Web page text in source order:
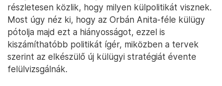
részletesen közlik, hogy milyen külpolitikát visznek.
Most úgy néz ki, hogy az Orbán Anita-féle külügy
pótolja majd ezt a hiányosságot, ezzel is
kiszámíthatóbb politikát ígér, miközben a tervek
szerint az elkészülő új külügyi stratégiát évente
felülvizsgálnák.